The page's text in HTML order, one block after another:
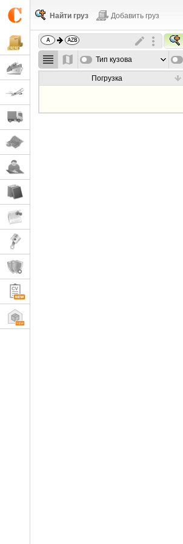
Найти груз Добавить груз
Тип кузова
Погрузка